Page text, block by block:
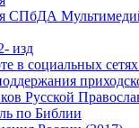
СПбДА
изд
в социальных
Русской
по Библии